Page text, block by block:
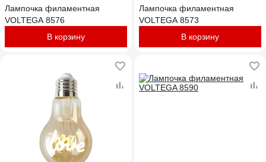
Лампочка филаментная
VOLTEGA 8576
В корзину
Лампочка филаментная
VOLTEGA 8573
В корзину